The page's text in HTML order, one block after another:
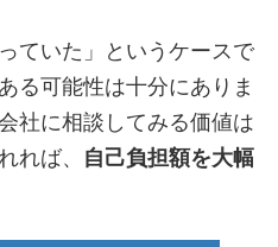
ていた」というケースで
る可能性は十分にありま
社に相談してみる価値は
れば、 自己負担額を大幅